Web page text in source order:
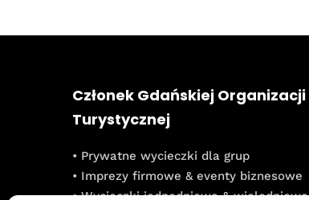
Członek Gdańskiej Organizacji
Turystycznej
• Prywatne wycieczki dla grup
• Imprezy firmowe & eventy biznesowe
• Wycieczki jednodniowe & wielodniowe